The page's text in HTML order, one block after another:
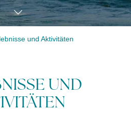
stornieren
und Aktivitäten
UND